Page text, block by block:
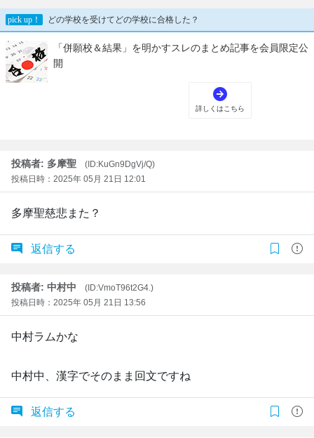
投稿者: 多摩聖
(ID:KuGn9DgVj/Q)
投稿日時：2025年 05月 21日 12:01
多摩聖慈悲また？
返信する
投稿者: 中村中
(ID:VmoT96t2G4.)
投稿日時：2025年 05月 21日 13:56
中村ラムかな
中村中、漢字でそのまま回文ですね
返信する